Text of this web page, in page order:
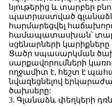
նյութերից և տարբեր
պատրաստված գլանաձև
հարմարեցվել
համապատասխան՝
սցենարների
Ցածր սպասարկման
սարքավորումների
ողջամիտ է, հեշտ է
նվազեցնելով
ծախսերը:
3. Գլանաձև փեղկերի